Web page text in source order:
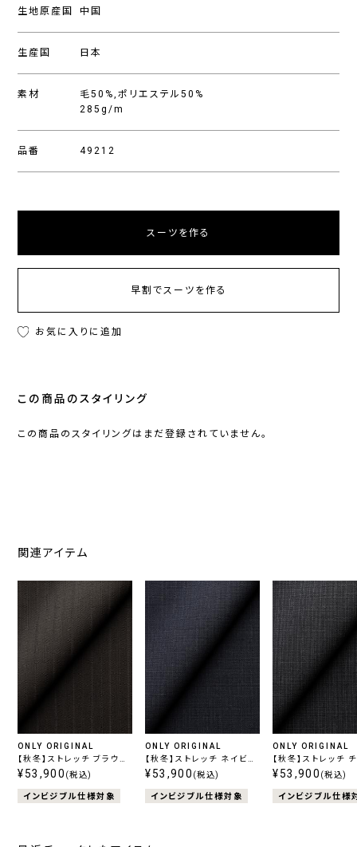
生地原産国 中国
生産国 日本
素材
毛50%,ポリエステル50%
285g/m
品番 49212
スーツを作る
早割でスーツを作る
お気に入りに追加
この商品のスタイリング
この商品のスタイリングはまだ登録されていません。
関連アイテム
ONLY ORIGINAL
【秋冬】ストレッチ ブラウン
ストライプ
¥53,900 (税込)
インビジブル仕様対象
ONLY ORIGINAL
【秋冬】ストレッチ ネイビー
柄無地
¥53,900 (税込)
インビジブル仕様対象
ONLY ORIGINAL
【秋冬】ストレッチ
ル柄無地
¥53,900 (税込)
インビジブル仕様